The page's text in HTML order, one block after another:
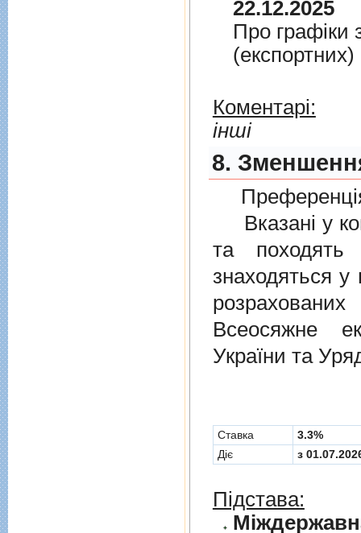
22.12.2025
Про графiки
Коментарі:
інші
8.
Вказані у
та походять
знаходяться у
Всеосяжне
України та
Cтавка
3.3%
Діє
з
Підстава: